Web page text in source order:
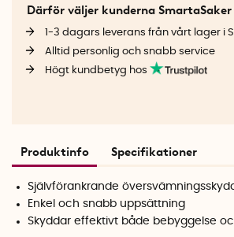
Därför väljer kunderna SmartaSaker
1-3 dagars leverans från vårt lager i
Alltid personlig och snabb service
Högt kundbetyg hos
Produktinfo Specifikationer
Självförankrande
Enkel och snabb uppsättning
Skyddar effektivt både bebyggelse